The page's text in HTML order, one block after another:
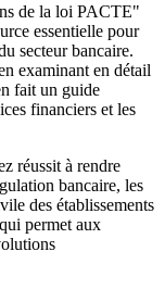
de la loi PACTE"
essentielle pour
secteur bancaire.
examinant en détail
fait un guide
financiers et les
réussit à rendre
bancaire, les
des établissements
permet aux